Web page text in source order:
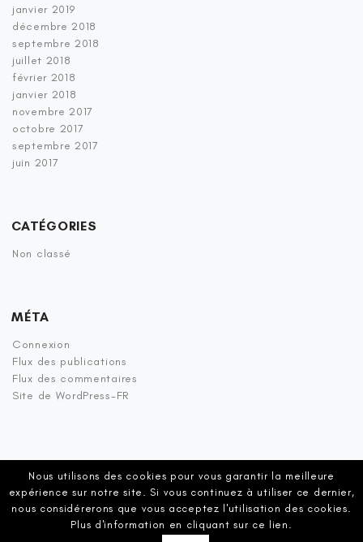
janvier 2019
décembre 2018
septembre 2018
juillet 2018
février 2018
janvier 2018
novembre 2017
octobre 2017
septembre 2017
juin 2017
CATÉGORIES
Non classé
MÉTA
Connexion
Flux des publications
Flux des commentaires
Site de WordPress-FR
Nous utilisons des cookies pour vous garantir la meilleure
expérience sur notre site. Si vous continuez à utiliser ce dernier,
nous considérerons que vous acceptez l'utilisation des cookies.
Plus d'information en cliquant sur ce
lien .